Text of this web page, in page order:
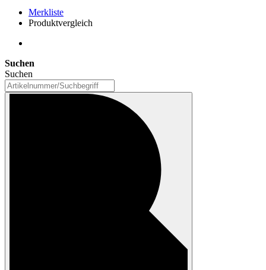
Merkliste
Produktvergleich
Suchen
Suchen